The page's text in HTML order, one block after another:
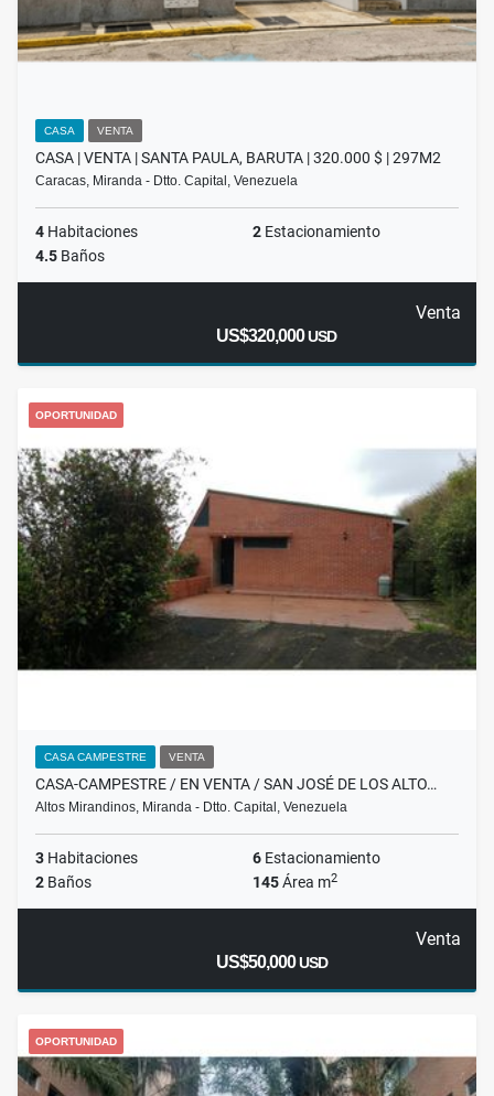
CASA VENTA
CASA | VENTA | SANTA PAULA, BARUTA | 320.000 $ | 297M2
Caracas, Miranda - Dtto. Capital, Venezuela
4 Habitaciones 2 Estacionamiento
4.5 Baños
Venta
US$320,000USD
OPORTUNIDAD
CASA CAMPESTRE VENTA
CASA-CAMPESTRE / EN VENTA / SAN JOSÉ DE LOS ALTO…
Altos Mirandinos, Miranda - Dtto. Capital, Venezuela
3 Habitaciones 6 Estacionamiento
2 Baños 145Área m2
Venta
US$50,000USD
OPORTUNIDAD